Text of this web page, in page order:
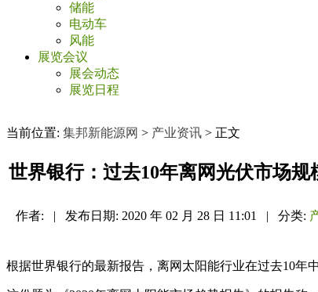
储能
电动车
风能
展览会议
展会动态
展览日程
当前位置: 集邦新能源网 > 产业资讯 > 正文
世界银行：过去10年离网光伏市场规
作者: | 发布日期: 2020 年 02 月 28 日 11:01 | 分类:
根据世界银行的最新报告，离网太阳能行业在过去10年